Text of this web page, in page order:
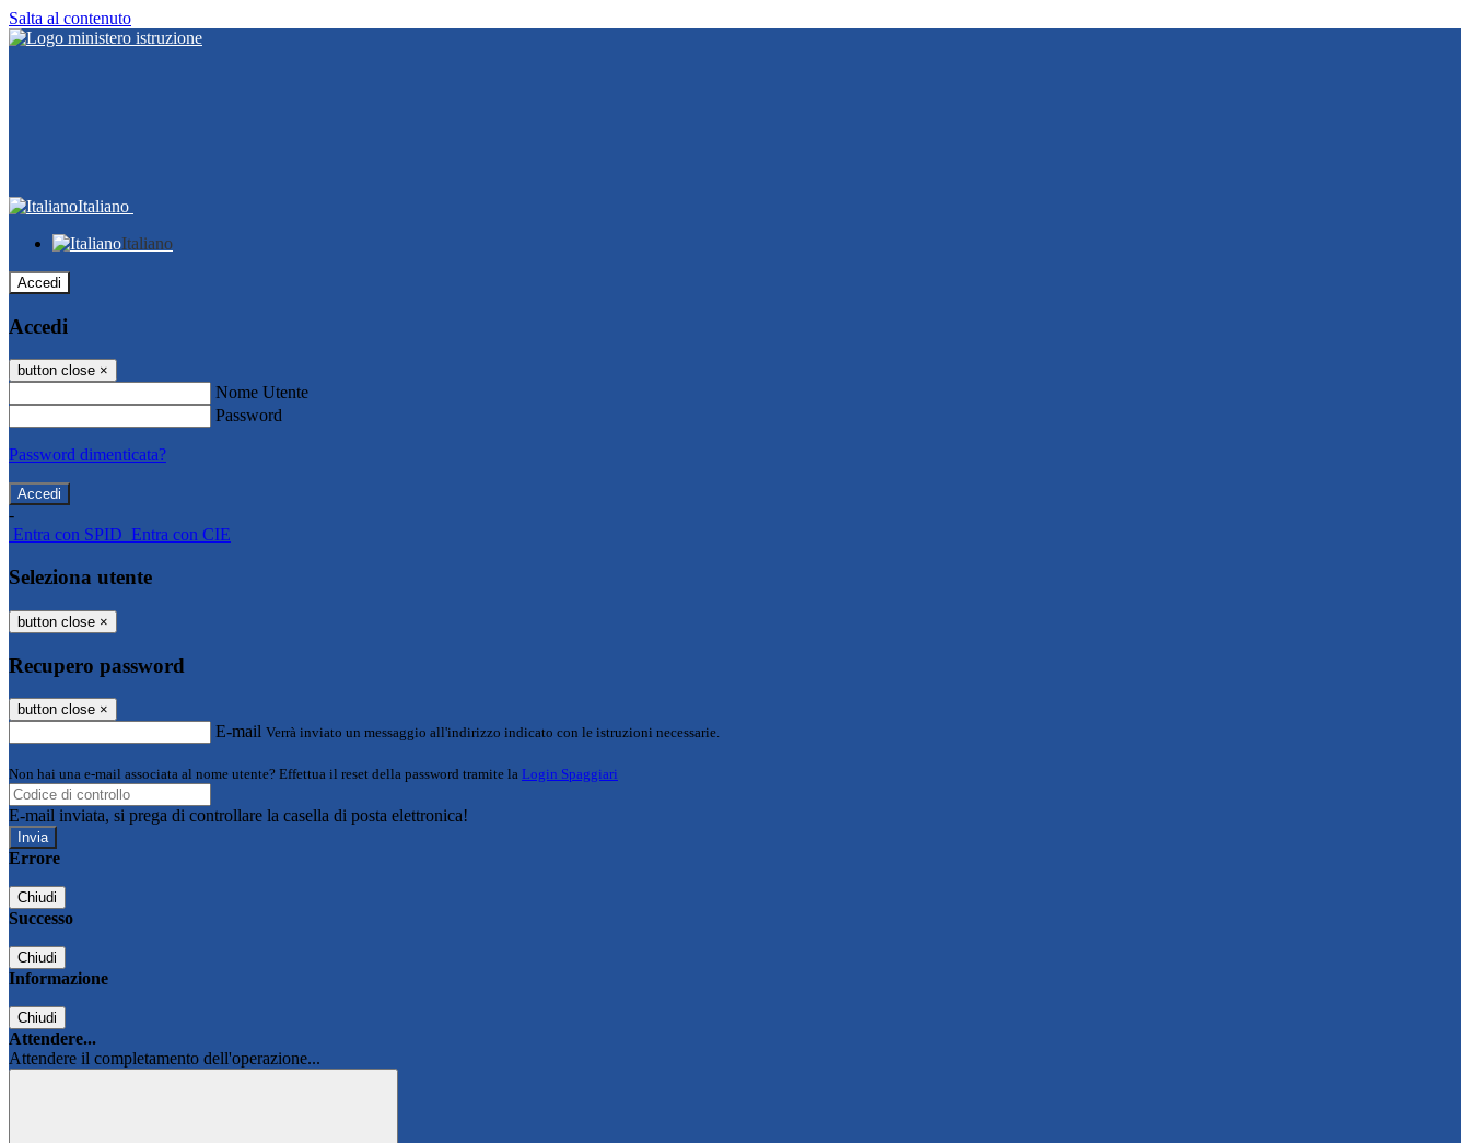
Salta al contenuto
Italiano
Italiano
Accedi
Accedi
button close ×
Nome Utente
Password
Password dimenticata?
-
Entra con SPID Entra con CIE
Seleziona utente
button close ×
Recupero password
button close ×
E-mail Verrà inviato un messaggio all'indirizzo indicato con le istruzioni necessarie.
Non hai una e-mail associata al nome utente? Effettua il reset della password tramite la Login Spaggiari
E-mail inviata, si prega di controllare la casella di posta elettronica!
Errore
Chiudi
Successo
Chiudi
Informazione
Chiudi
Attendere...
Attendere il completamento dell'operazione...